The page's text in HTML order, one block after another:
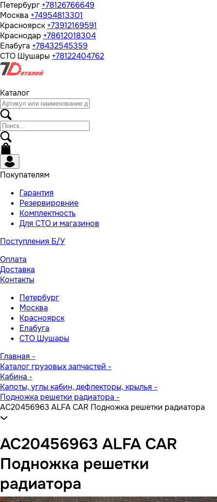
Петербург +78126766649
Москва +74954813301
Красноярск +73912169591
Краснодар +78612018304
Елабуга +78432545359
СТО Шушары +78122404762
Каталог
Покупателям
Гарантия
Резервировние
Комплектность
Для СТО и магазинов
Поступления Б/У
Оплата
Доставка
Контакты
Петербург
Москва
Красноярск
Елабуга
СТО Шушары
Главная -
Каталог грузовых запчастей -
Кабина -
Капоты, углы кабин, дефлекторы, крылья -
Подножка решетки радиатора -
AC20456963 ALFA CAR Подножка решетки радиатора
AC20456963 ALFA CAR
Подножка решетки
радиатора